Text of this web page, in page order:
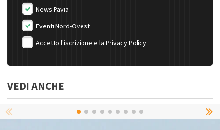
News Pavia
Eventi Nord-Ovest
Accetto l'iscrizione e la Privacy Policy
VEDI ANCHE